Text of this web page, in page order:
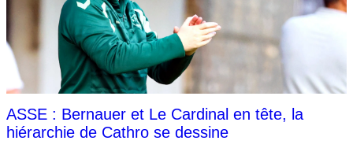
ASSE : Bernauer et Le Cardinal en tête, la
hiérarchie de Cathro se dessine